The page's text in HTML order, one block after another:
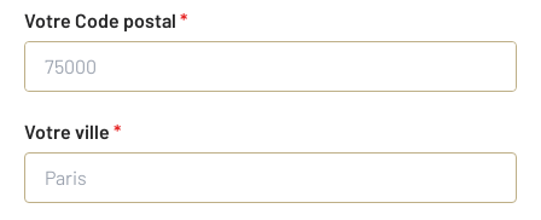
Votre Code postal *
Votre ville *